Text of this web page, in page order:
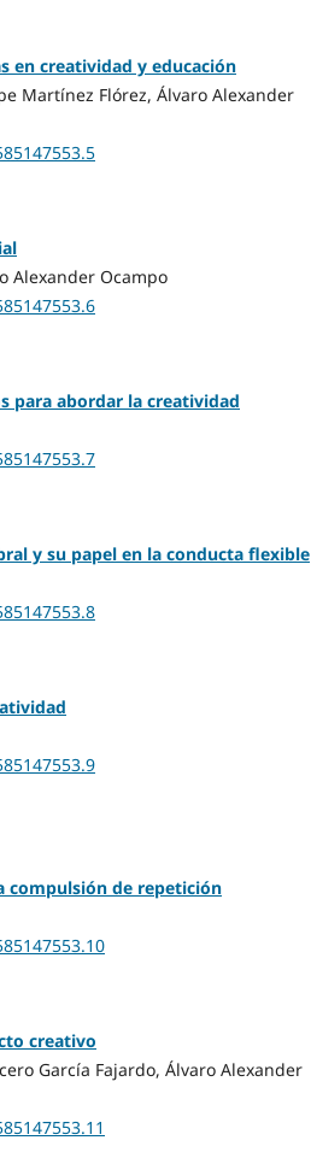
en creatividad y educación
Martínez Flórez, Álvaro Alexander
Alexander Ocampo
para abordar la creatividad
y su papel en la conducta flexible
compulsión de repetición
creativo
García Fajardo, Álvaro Alexander